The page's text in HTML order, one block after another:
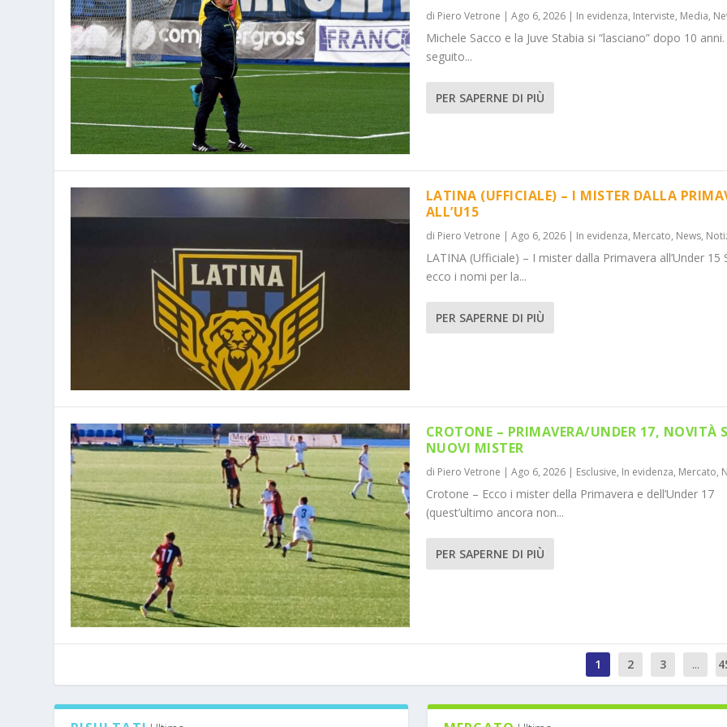
di Piero Vetrone | Ago 6, 2026| In evidenza, Interviste, Media,
Michele Sacco e la Juve Stabia si “lasciano” dopo 10
seguito...
PER SAPERNE DI PIÙ
LATINA (UFFICIALE) – I MISTER DALLA
ALL’U15
di Piero Vetrone | Ago 6, 2026| In evidenza, Mercato, News,
LATINA (Ufficiale) – I mister dalla Primavera all’Under 15
ecco i nomi per la...
PER SAPERNE DI PIÙ
CROTONE – PRIMAVERA/UNDER 17, NOVITÀ
NUOVI MISTER
di Piero Vetrone | Ago 6, 2026| Esclusive, In evidenza, Mercato,
Crotone – Ecco i mister della Primavera e dell’Under 17
(quest’ultimo ancora non...
PER SAPERNE DI PIÙ
1 2 3 ...